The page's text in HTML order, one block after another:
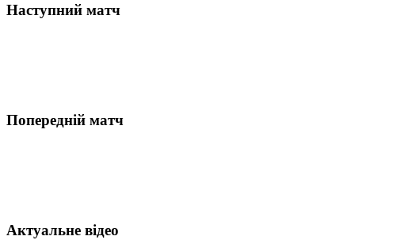
Наступний матч
Попередній матч
Актуальне відео